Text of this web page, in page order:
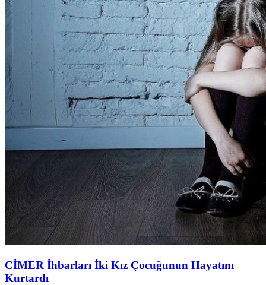
CİMER İhbarları İki Kız Çocuğunun Hayatını
Kurtardı